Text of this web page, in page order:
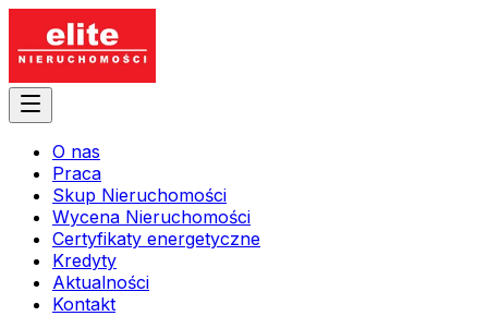
O nas
Praca
Skup Nieruchomości
Wycena Nieruchomości
Certyfikaty energetyczne
Kredyty
Aktualności
Kontakt